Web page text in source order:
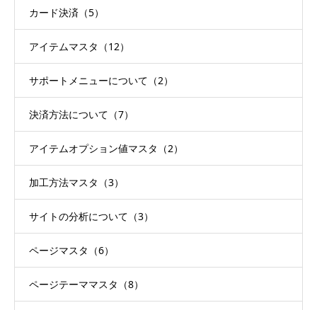
カード決済（5）
アイテムマスタ（12）
サポートメニューについて（2）
決済方法について（7）
アイテムオプション値マスタ（2）
加工方法マスタ（3）
サイトの分析について（3）
ページマスタ（6）
ページテーママスタ（8）